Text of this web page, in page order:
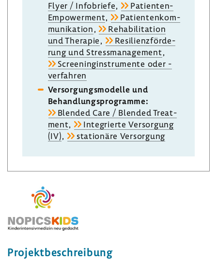
Flyer / Info­briefe,
Patienten-​
Empowerment,
Pati­en­ten­kom­
mu­ni­ka­tion,
Reha­bi­li­ta­tion
und Therapie,
Resi­li­enz­för­de­
rung und Stress­ma­nage­ment,
Scree­nin­g­in­stru­mente oder -​
verfahren
Versor­gungs­mo­delle und
Behand­lungs­pro­gramme:
Blended Care / Blended Treat­
ment,
Inte­grierte Versor­gung
(IV), statio­näre Versor­gung
Projekt­be­schrei­bung